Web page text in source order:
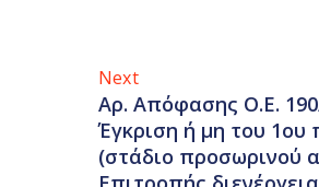
Next
Αρ. Απόφασης Ο.Ε.
Έγκριση ή μη του 1ου
(στάδιο προσωρινού